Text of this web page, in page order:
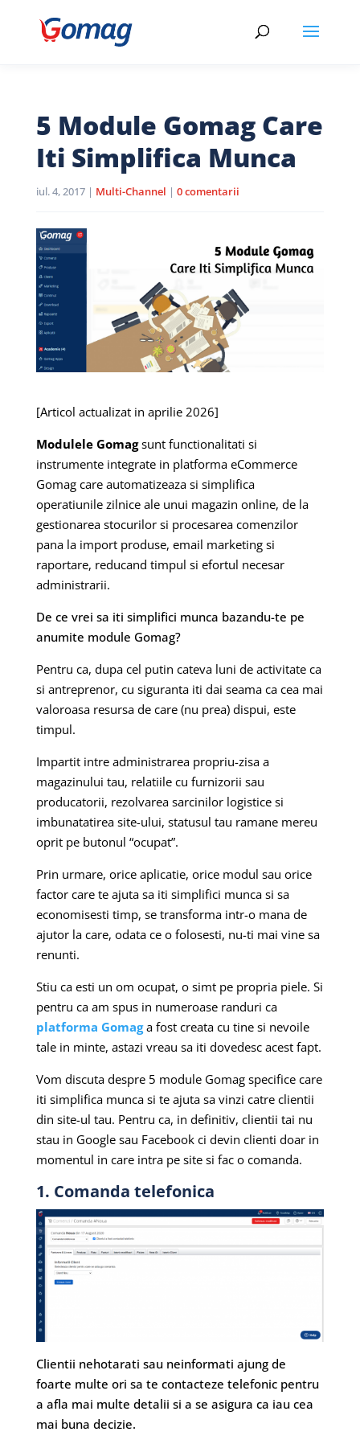
5 Module Gomag Care
Iti Simplifica Munca
iul. 4, 2017| Multi-Channel | 0 comentarii
[Articol actualizat in aprilie 2026]
Modulele Gomagsunt functionalitati si
instrumente integrate in platforma eCommerce
Gomag care automatizeaza si simplifica
operatiunile zilnice ale unui magazin online, de la
gestionarea stocurilor si procesarea comenzilor
pana la import produse, email marketing si
raportare, reducand timpul si efortul necesar
administrarii.
De ce vrei sa iti simplifici munca bazandu-te pe
anumite module Gomag?
Pentru ca, dupa cel putin cateva luni de activitate ca
si antreprenor, cu siguranta iti dai seama ca cea mai
valoroasa resursa de care (nu prea) dispui, este
timpul.
Impartit intre administrarea propriu-zisa a
magazinului tau, relatiile cu furnizorii sau
producatorii, rezolvarea sarcinilor logistice si
imbunatatirea site-ului, statusul tau ramane mereu
oprit pe butonul “ocupat”.
Prin urmare, orice aplicatie, orice modul sau orice
factor care te ajuta sa iti simplifici munca si sa
economisesti timp, se transforma intr-o mana de
ajutor la care, odata ce o folosesti, nu-ti mai vine sa
renunti.
Stiu ca esti un om ocupat, o simt pe propria piele. Si
pentru ca am spus in numeroase randuri ca
platforma Gomaga fost creata cu tine si nevoile
tale in minte, astazi vreau sa iti dovedesc acest fapt.
Vom discuta despre 5 module Gomag specifice care
iti simplifica munca si te ajuta sa vinzi catre clientii
din site-ul tau. Pentru ca, in definitiv, clientii tai nu
stau in Google sau Facebook ci devin clienti doar in
momentul in care intra pe site si fac o comanda.
1. Comanda telefonica
Clientii nehotarati sau neinformati ajung de
foarte multe ori sa te contacteze telefonic pentru
a afla mai multe detalii si a se asigura ca iau cea
mai buna decizie.